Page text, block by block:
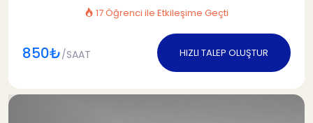
17 Öğrenci ile Etkileşime Geçti
850₺/SAAT HIZLI TALEP OLUŞTUR